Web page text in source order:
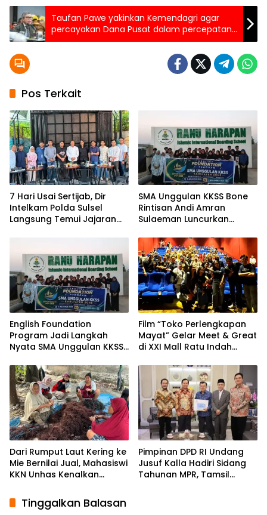
Taufan Pawe yakinkan Kemendagri agar
percayakan Dana Pusat dalam percepatan
pembangunan DOB Papua
Pos Terkait
7 Hari Usai Sertijab, Dir
Intelkam Polda Sulsel
Langsung Temui Jajaran
SMA Unggulan KKSS Bone
Rintisan Andi Amran
Sulaeman Luncurkan
Program
English Foundation
Program Jadi Langkah
Nyata SMA Unggulan KKSS
Berdaya Saing Global
Film “Toko Perlengkapan
Mayat” Gelar Meet & Great
di XXI Mall Ratu Indah
Dari Rumput Laut Kering ke
Mie Bernilai Jual, Mahasiswi
KKN Unhas Kenalkan
kepada Petani Desa
Baruga
Pimpinan DPD RI Undang
Jusuf Kalla Hadiri Sidang
Tahunan MPR, Tamsil
Tinggalkan Balasan